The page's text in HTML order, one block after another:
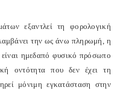
εξαντλεί τη φορολογική
την ως άνω πληρωμή, η
ημεδαπό φυσικό πρόσωπο
οντότητα που δεν έχει τη
μόνιμη εγκατάσταση στην